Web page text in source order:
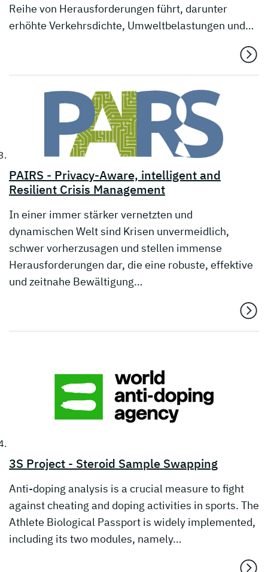
Reihe von Herausforderungen führt, darunter
erhöhte Verkehrsdichte, Umweltbelastungen und…
PAIRS - Privacy-Aware, intelligent and
Resilient Crisis Management
In einer immer stärker vernetzten und
dynamischen Welt sind Krisen unvermeidlich,
schwer vorherzusagen und stellen immense
Herausforderungen dar, die eine robuste, effektive
und zeitnahe Bewältigung…
3S Project - Steroid Sample Swapping
Anti-doping analysis is a crucial measure to fight
against cheating and doping activities in sports. The
Athlete Biological Passport is widely implemented,
including its two modules, namely…